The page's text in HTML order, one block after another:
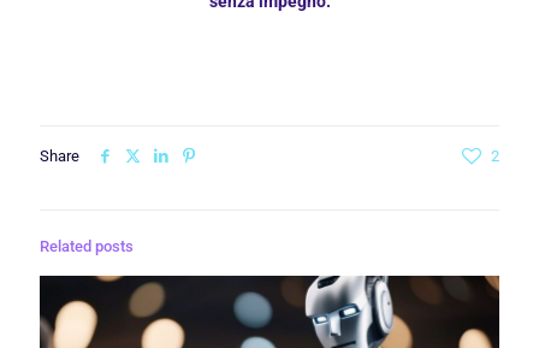
Share 2
Related posts